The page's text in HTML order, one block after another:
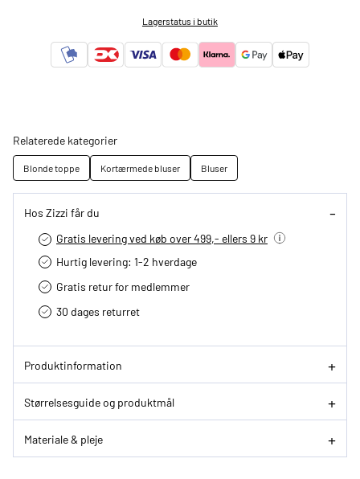
Lagerstatus i butik
Relaterede kategorier
Blonde toppe Kortærmede bluser Bluser
Hos Zizzi får du
Gratis levering ved køb over 499,- ellers 9 kr
Hurtig levering­: 1-2 hverdage
Gratis retur for medlemmer
30 dages returret
Produktinformation
Størrelsesguide og produktmål
Materiale & pleje